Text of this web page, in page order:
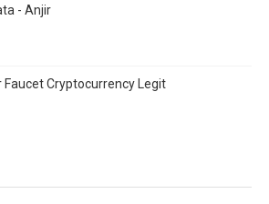
- Anjir
Faucet Cryptocurrency Legit